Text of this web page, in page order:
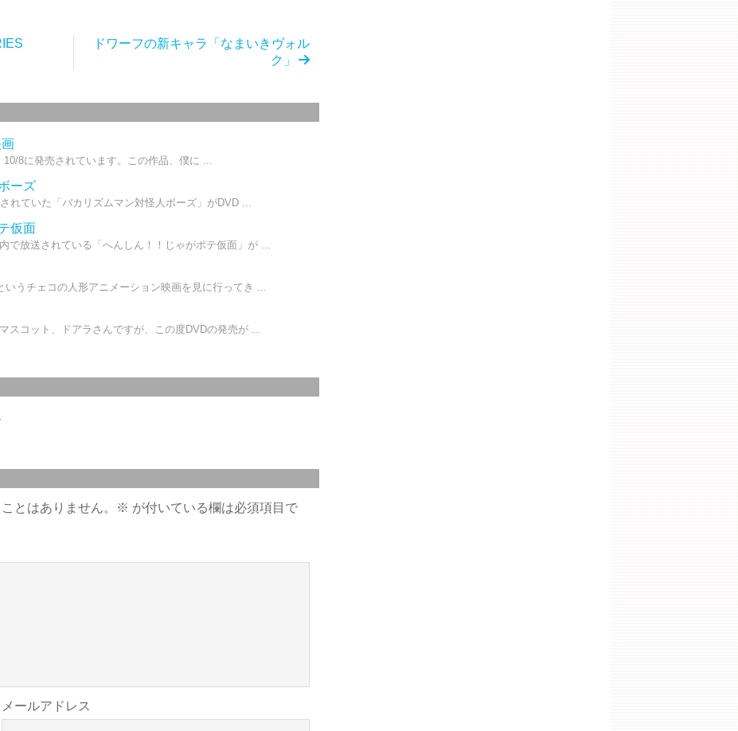
ドワーフの新キャラ「なまいきヴォル
ク」
8に発売されています。この作品、僕に ...
ーズ
れていた「バカリズムマン対怪人ボーズ」がDVD ...
仮面
で放送されている「へんしん！！じゃがポテ仮面」が ...
うチェコの人形アニメーション映画を見に行ってき ...
スコット、ドアラさんですが、この度DVDの発売が ...
とはありません。 ※ が付いている欄は必須項目で
メールアドレス